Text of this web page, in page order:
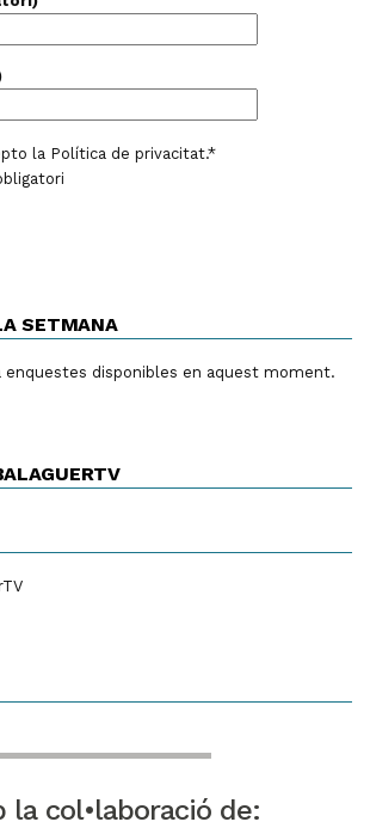
la Política de privacitat.*
SETMANA
enquestes disponibles en aquest moment.
la col•laboració de: